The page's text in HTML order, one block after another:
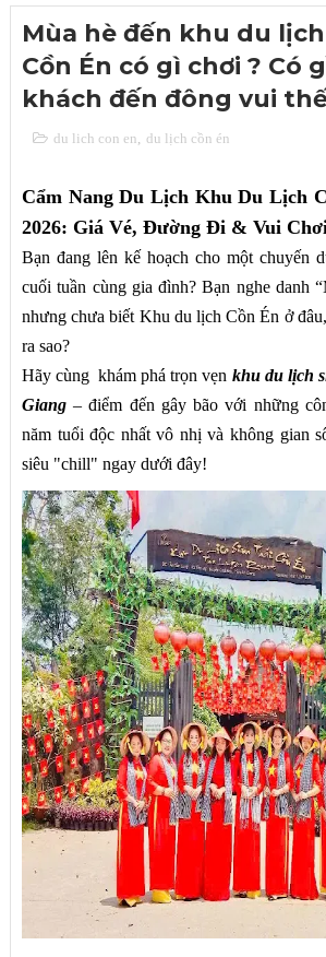
Mùa hè đến khu du
Cồn Én có gì chơi ? Có
khách đến đông vui
du lich con en du lịch cồn én
Cẩm Nang Du Lịch Khu Du Lịch
2026: Giá Vé, Đường Đi & Vui
Bạn đang lên kế hoạch cho một chuyến
cuối tuần cùng gia đình? Bạn nghe danh
nhưng chưa biết Khu du lịch Cồn Én ở
ra sao?
Hãy cùng khám phá trọn vẹn khu du lịch
Giang– điểm đến gây bão với những
năm tuổi độc nhất vô nhị và không gian
siêu "chill" ngay dưới đây!